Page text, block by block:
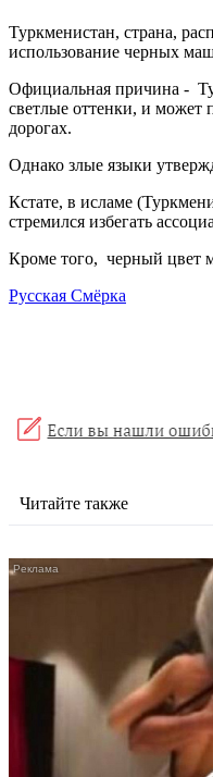
Туркменистан, страна,
использование черных
Официальная причина -
светлые оттенки, и может
дорогах.
Однако злые языки
Кстате, в исламе
стремился избегать
Кроме того, черный цвет
Русская Смёрка
Читайте также